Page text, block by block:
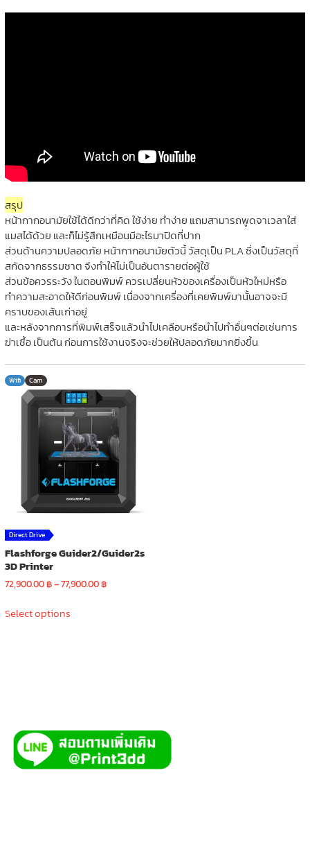
สรุป
หน้ากากอนามัยใช้ได้ดีกว่าที่คิด ใช้ง่าย ทำง่าย แถมสามารถพูดจาเวลาใส่
แมสได้ด้วย และก็ไม่รู้สึกเหมือนมีอะไรมาปิดที่ปาก
ส่วนด้านความปลอดภัย หน้ากากอนามัยตัวนี้ วัสดุเป็น PLA ซึ่งเป็นวัสดุที่
สกัดจากธรรมชาต จึงทำให้ไม่เป็นอันตารายต่อผู้ใช้
ส่วนข้อควรระวัง ในตอนพิมพ์ ควรเปลี่ยนหัวของเครื่องเป็นหัวใหม่หรือ
ทำความสะอาดให้ดีก่อนพิมพ์ เนื่องจากเครื่องที่เคยพิมพ์มานั้นอาจจะมี
คราบของเส้นเก่าอยู่
และหลังจากการที่พิมพ์เสร็จแล้วนำไปเคลือบหรือนำไปทำอื่นๆต่อเช่นการ
ฆ่าเชื้อ เป็นต้น ก่อนการใช้งานจริงจะช่วยให้ปลอดภัยมากยิ่งขึ้น
Wifi Cam
Direct Drive
Flashforge Guider2/Guider2s
3D Printer
72,900.00฿–77,900.00฿Price
Select optionsproduct
chosen
on
the